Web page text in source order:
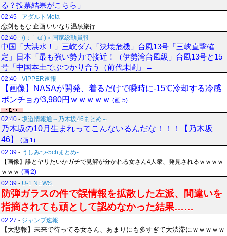
る？投票結果がこちら」
02:45 - アダルトMeta
恋渕ももな 企画 いいなり温泉旅行
02:40 - /)；｀ω´)＜国家総動員報
中国「大洪水！」三峡ダム「決壊危機」台風13号「三峡直撃確
定」日本「最も強い勢力で接近！（伊勢湾台風級」台風13号と15
号「中国本土でぶつかり合う（前代未聞」→
02:40 - VIPPER速報
【画像】NASAが開発、着るだけで瞬時に-15℃冷却する冷感
ポンチョが3,980円ｗｗｗｗｗ (画:5)
02:40 - 坂道情報通～乃木坂46まとめ～
乃木坂の10月生まれってこんないるんだな！！！【乃木坂
46】
(画:1)
02:39 - うしみつ-5chまとめ-
【画像】誰とヤリたいかガチで見解が分かれる女さん4人衆、発見されるｗｗｗｗ
ｗｗｗ (画:2)
02:39 - U-1 NEWS.
防弾ガラスの件で誤情報を拡散した左派、間違いを
指摘されても頑として認めなかった結果……
02:27 - ジャンプ速報
【大悲報】未来で待ってる女さん、あまりにも多すぎて大渋滞にｗｗｗｗｗ